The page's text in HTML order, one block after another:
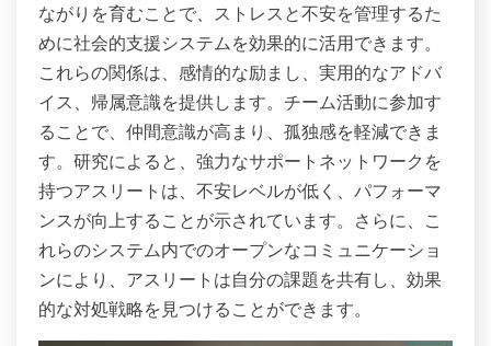
ながりを育むことで、ストレスと不安を管理するた
めに社会的支援システムを効果的に活用できます。
これらの関係は、感情的な励まし、実用的なアドバ
イス、帰属意識を提供します。チーム活動に参加す
ることで、仲間意識が高まり、孤独感を軽減できま
す。研究によると、強力なサポートネットワークを
持つアスリートは、不安レベルが低く、パフォーマ
ンスが向上することが示されています。さらに、こ
れらのシステム内でのオープンなコミュニケーショ
ンにより、アスリートは自分の課題を共有し、効果
的な対処戦略を見つけることができます。